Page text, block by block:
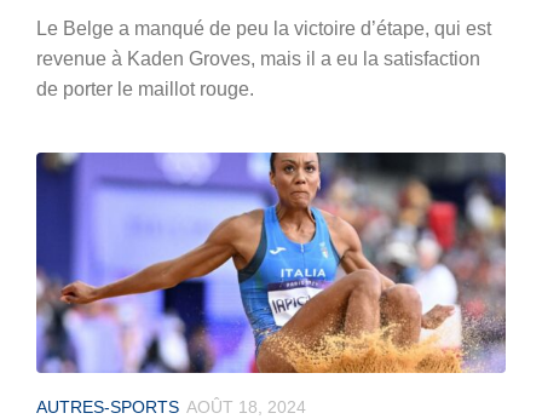
Le Belge a manqué de peu la victoire d’étape, qui est
revenue à Kaden Groves, mais il a eu la satisfaction
de porter le maillot rouge.
AUTRES-SPORTS AOÛT 18, 2024